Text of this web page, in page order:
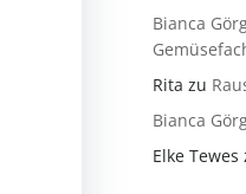
Bianca
Rita zu
Bianca
Elke Tewes